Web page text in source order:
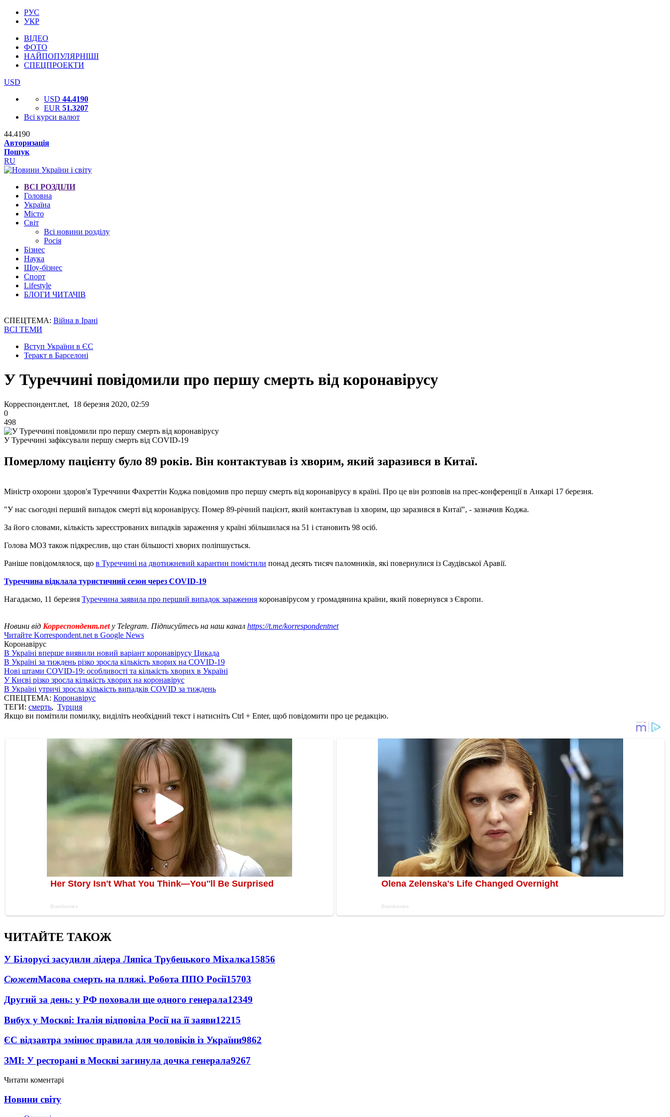
РУС
УКР
ВІДЕО
ФОТО
НАЙПОПУЛЯРНІШІ
СПЕЦПРОЕКТИ
USD
USD 44.4190
EUR 51.3207
Всі курси валют
44.4190
Авторизація
Пошук
RU
ВСІ РОЗДІЛИ
Головна
Україна
Місто
Світ
Всі новини розділу
Росія
Бізнес
Наука
Шоу-бізнес
Спорт
Lifestyle
БЛОГИ ЧИТАЧІВ
СПЕЦТЕМА: Війна в Ірані
ВСІ ТЕМИ
Вступ України в ЄС
Теракт в Барселоні
У Туреччині повідомили про першу смерть від коронавірусу
Корреспондент.net, 18 березня 2020, 02:59
0
498
У Туреччині зафіксували першу смерть від COVID-19
Померлому пацієнту було 89 років. Він контактував із хворим, який заразився в Китаї.
Міністр охорони здоров'я Туреччини Фахреттін Коджа повідомив про першу смерть від коронавірусу в країні. Про це він розповів на прес-конференції в Анкарі 17 березня.
"У нас сьогодні перший випадок смерті від коронавірусу. Помер 89-річний пацієнт, який контактував із хворим, що заразився в Китаї", - зазначив Коджа.
За його словами, кількість зареєстрованих випадків зараження у країні збільшилася на 51 і становить 98 осіб.
Голова МОЗ також підкреслив, що стан більшості хворих поліпшується.
Раніше повідомлялося, що в Туреччині на двотижневий карантин помістили понад десять тисяч паломників, які повернулися із Саудівської Аравії.
Туреччина відклала туристичний сезон через COVID-19
Нагадаємо, 11 березня Туреччина заявила про перший випадок зараження коронавірусом у громадянина країни, який повернувся з Європи.
Новини від Корреспондент.netу Telegram. Підписуйтесь на наш канал https://t.me/korrespondentnet
Читайте Korrespondent.net в Google News
Коронавірус
В Україні вперше виявили новий варіант коронавірусу Цикада
В Україні за тиждень різко зросла кількість хворих на COVID-19
Нові штами COVID-19: особливості та кількість хворих в Україні
У Києві різко зросла кількість хворих на коронавірус
В Україні утричі зросла кількість випадків COVID за тиждень
СПЕЦТЕМА: Коронавірус
ТЕГИ: смерть, Турция
Якщо ви помітили помилку, виділіть необхідний текст і натисніть Ctrl + Enter, щоб повідомити про це редакцію.
ЧИТАЙТЕ ТАКОЖ
У Білорусі засудили лідера Ляпіса Трубецького Міхалка15856
СюжетМасова смерть на пляжі. Робота ППО Росії15703
Другий за день: у РФ поховали ще одного генерала12349
Вибух у Москві: Італія відповіла Росії на її заяви12215
ЄС відзавтра змінює правила для чоловіків із України9862
ЗМІ: У ресторані в Москві загинула дочка генерала9267
Читати коментарі
Новини світу